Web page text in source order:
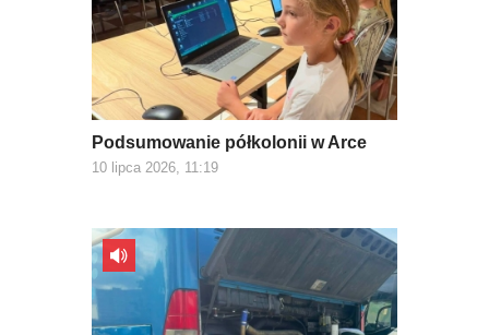
Podsumowanie półkolonii w Arce
10 lipca 2026, 11:19